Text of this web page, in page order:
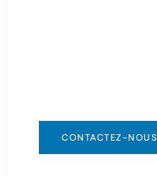
CONTACTEZ-NOUS